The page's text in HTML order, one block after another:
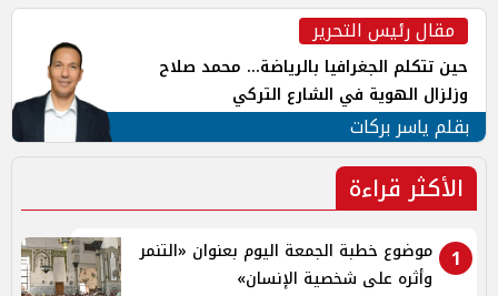
مقال رئيس التحرير
حين تتكلم الجغرافيا بالرياضة... محمد صلاح
وزلزال الهوية في الشارع التركي
بقلم ياسر بركات
الأكثر قراءة
1
موضوع خطبة الجمعة اليوم بعنوان «التنمر
وأثره على شخصية الإنسان»